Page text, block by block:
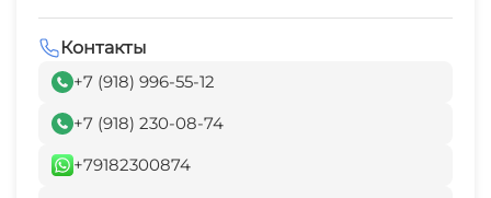
Контакты
+7 (918) 996-55-12
+7 (918) 230-08-74
+79182300874